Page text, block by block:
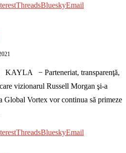
ThreadsBlueskyEmail
− Parteneriat, transparenţă,
vizionarul Russell Morgan şi-a
Global Vortex vor continua să primeze
ThreadsBlueskyEmail